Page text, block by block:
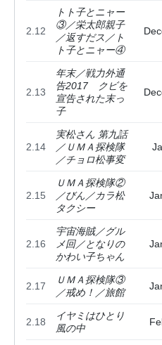
2.12
トト子とニャー
③／栄太郎親子
／返すだス／ト
ト子とニャー④
2.13
年末／戦力外通
告2017 クビを
宣告された末っ
子
2.14
実松さん 第九話
／ＵＭＡ探検隊
／チョロ松事変
2.15
ＵＭＡ探検隊②
／びん／カラ松
タクシー
2.16
宇宙海賊／グル
メ回／となりの
かわい子ちゃん
2.17
ＵＭＡ探検隊③
／戒め！／旅館
2.18
イヤミはひとり
風の中